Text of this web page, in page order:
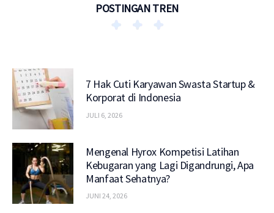
POSTINGAN TREN
7 Hak Cuti Karyawan Swasta Startup &
Korporat di Indonesia
JULI 6, 2026
Mengenal Hyrox Kompetisi Latihan
Kebugaran yang Lagi Digandrungi, Apa
Manfaat Sehatnya?
JUNI 24, 2026